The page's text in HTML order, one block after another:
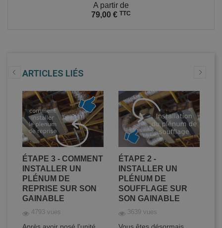
A partir de
79,00 € TTC
ARTICLES LIÉS
ÉTAPE 3 - COMMENT
INSTALLER UN
PLÉNUM DE
REPRISE SUR SON
GAINABLE
4793 vues
Après avoir posé l'unité
ÉTAPE 2 -
INSTALLER UN
PLÉNUM DE
SOUFFLAGE SUR
SON GAINABLE
3639 vues
Vous êtes désormais